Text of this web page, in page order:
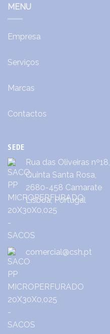
MENU
Empresa
Serviços
Marcas
Contactos
SEDE
Rua das Oliveiras nº18,
Quinta Santa Rosa,
2680-458 Camarate
Lisboa, Portugal
comercial@csh.pt